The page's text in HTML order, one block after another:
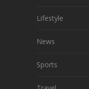
Lifestyle
News
Sports